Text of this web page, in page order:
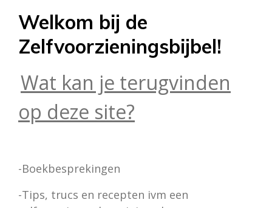
Welkom bij de
Zelfvoorzieningsbijbel!
Wat kan je terugvinden
op deze site?
-Boekbesprekingen
-Tips, trucs en recepten ivm een